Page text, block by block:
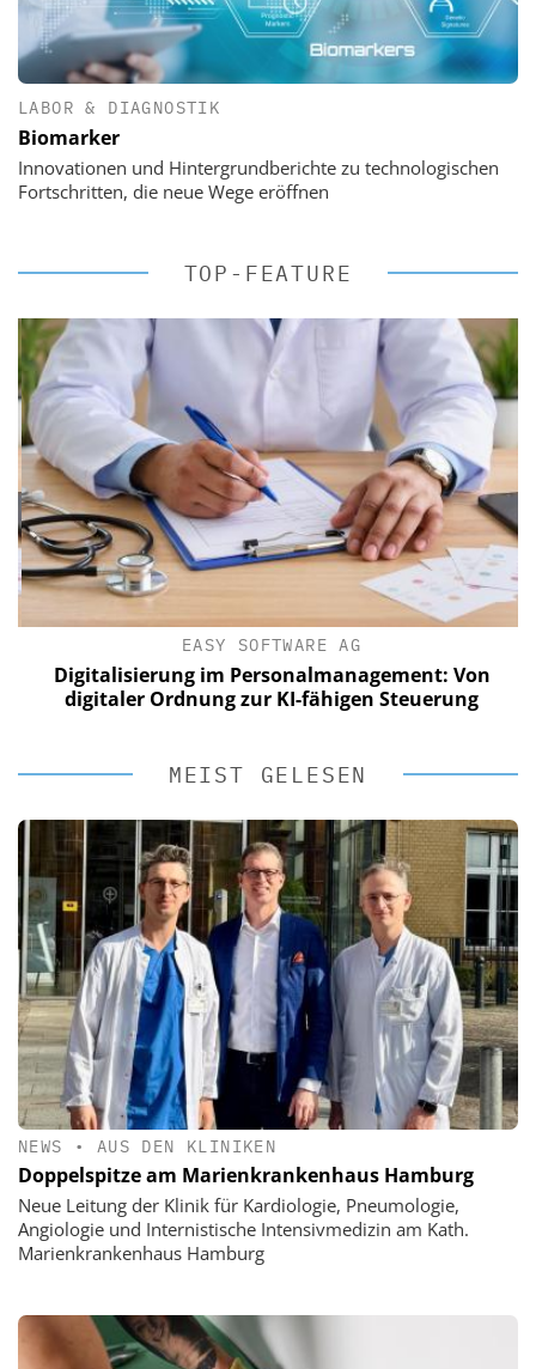
LABOR & DIAGNOSTIK
Biomarker
Innovationen und Hintergrundberichte zu technologischen
Fortschritten, die neue Wege eröffnen
TOP-FEATURE
EASY SOFTWARE AG
Digitalisierung im Personalmanagement: Von
digitaler Ordnung zur KI-fähigen Steuerung
MEIST GELESEN
NEWS • AUS DEN KLINIKEN
Doppelspitze am Marienkrankenhaus Hamburg
Neue Leitung der Klinik für Kardiologie, Pneumologie,
Angiologie und Internistische Intensivmedizin am Kath.
Marienkrankenhaus Hamburg